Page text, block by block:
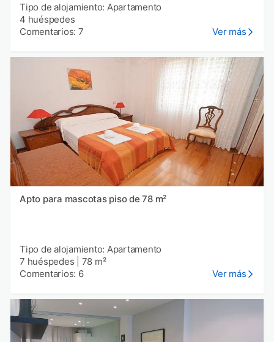
Tipo de alojamiento: Apartamento
4 huéspedes
Comentarios: 7
Ver más
Apto para mascotas piso de 78 m²
Tipo de alojamiento: Apartamento
7 huéspedes
78 m²
Comentarios: 6
Ver más